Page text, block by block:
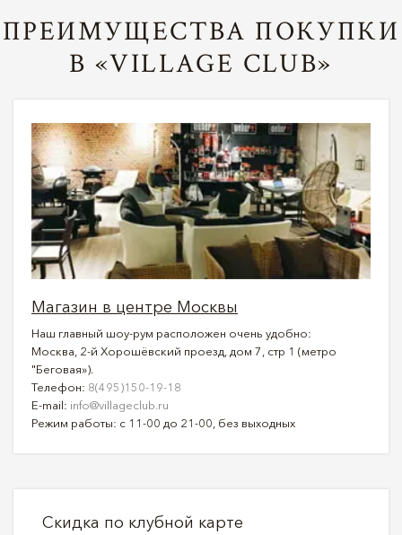
ПРЕИМУЩЕСТВА ПОКУПКИ
В «VILLAGE CLUB»
Магазин в центре Москвы
Наш главный шоу-рум расположен очень удобно:
Москва, 2-й Хорошёвский проезд, дом 7, стр 1 (метро
"Беговая»).
Телефон: 8(495)150-19-18
E-mail: info@villageclub.ru
Режим работы: с 11-00 до 21-00, без выходных
Скидка по клубной карте